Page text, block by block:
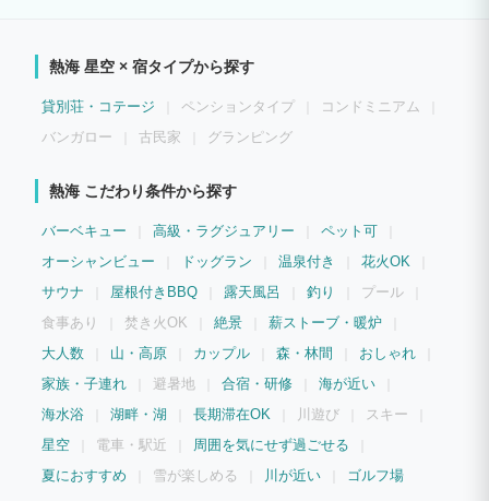
熱海 星空 × 宿タイプから探す
貸別荘・コテージ ペンションタイプ
コンドミニアム
バンガロー
古民家 グランピング
熱海 こだわり条件から探す
バーベキュー 高級・ラグジュアリー
ペット可
オーシャンビュー
ドッグラン 温泉付き
花火OK
サウナ
屋根付きBBQ 露天風呂 釣り
プール
食事あり
焚き火OK 絶景
薪ストーブ・暖炉
大人数
山・高原 カップル 森・林間
おしゃれ
家族・子連れ
避暑地 合宿・研修
海が近い
海水浴
湖畔・湖 長期滞在OK 川遊び
スキー
星空
電車・駅近
周囲を気にせず過ごせる
夏におすすめ
雪が楽しめる 川が近い ゴルフ場